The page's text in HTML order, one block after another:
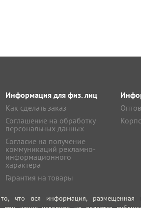
Информация для физ. лиц
Как сделать заказ
Соглашение на обработку
персональных данных
Согласие на получение
коммуникаций рекламно-
информационного
характера
Гарантия на товары
что вся информация, размещенная